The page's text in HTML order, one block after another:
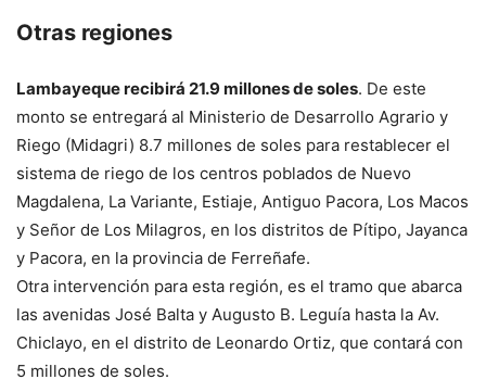
Otras regiones
Lambayeque recibirá 21.9 millones de soles. De este
monto se entregará al Ministerio de Desarrollo Agrario y
Riego (Midagri) 8.7 millones de soles para restablecer el
sistema de riego de los centros poblados de Nuevo
Magdalena, La Variante, Estiaje, Antiguo Pacora, Los Macos
y Señor de Los Milagros, en los distritos de Pítipo, Jayanca
y Pacora, en la provincia de Ferreñafe.
Otra intervención para esta región, es el tramo que abarca
las avenidas José Balta y Augusto B. Leguía hasta la Av.
Chiclayo, en el distrito de Leonardo Ortiz, que contará con
5 millones de soles.